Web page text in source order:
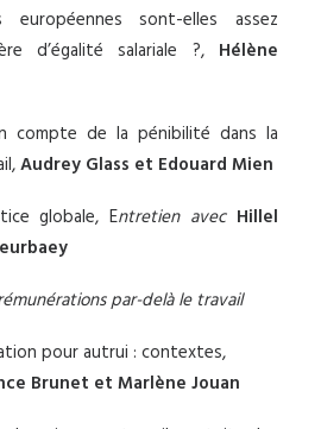
sont-elles assez
d’égalité salariale ?, Hélène
compte de la pénibilité dans la
Audrey Glass et Edouard Mien
globale, Entretien avec Hillel
par-delà le travail
pour autrui : contextes,
Brunet et Marlène Jouan